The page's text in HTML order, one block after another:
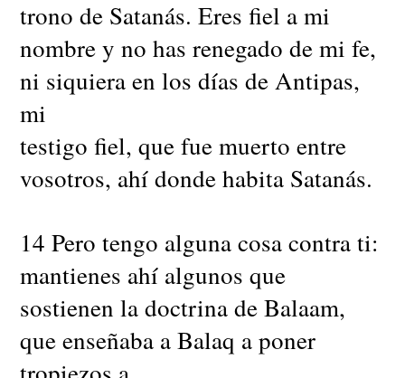
trono de Satanás. Eres fiel a mi
nombre y no has renegado de mi fe,
ni siquiera en los días de Antipas,
mi
testigo fiel, que fue muerto entre
vosotros, ahí donde habita Satanás.
14 Pero tengo alguna cosa contra ti:
mantienes ahí algunos que
sostienen la doctrina de Balaam,
que enseñaba a Balaq a poner